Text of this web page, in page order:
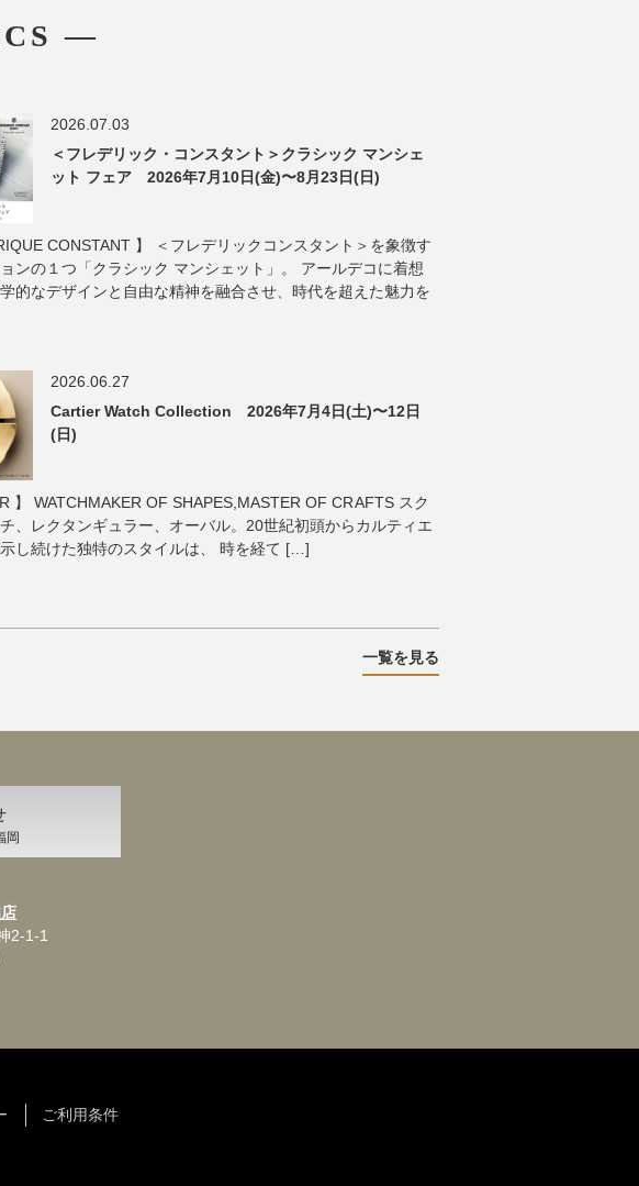
―
2026.07.03
＜フレデリック・コンスタント＞クラシック マンシェ
ット フェア 2026年7月10日(金)〜8月23日(日)
CONSTANT 】 ＜フレデリックコンスタント＞を象徴す
ンの１つ「クラシック マンシェット」。 アールデコに着想
的なデザインと自由な精神を融合させ、時代を超えた魅力を
2026.06.27
Cartier Watch Collection 2026年7月4日(土)〜12日
(日)
】 WATCHMAKER OF SHAPES,MASTER OF CRAFTS スク
、レクタンギュラー、オーバル。20世紀初頭からカルティエ
し続けた独特のスタイルは、 時を経て […]
一覧を見る
岡
2-1-1
ご利用条件